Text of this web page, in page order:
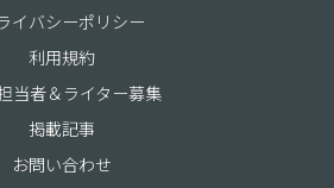
イバシーポリシー
利用規約
当者＆ライター募集
掲載記事
お問い合わせ